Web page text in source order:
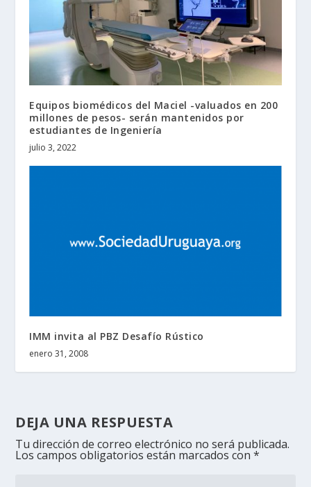
Equipos biomédicos del Maciel -valuados en 200
millones de pesos- serán mantenidos por
estudiantes de Ingeniería
julio 3, 2022
IMM invita al PBZ Desafío Rústico
enero 31, 2008
DEJA UNA RESPUESTA
Tu dirección de correo electrónico no será publicada.
Los campos obligatorios están marcados con*